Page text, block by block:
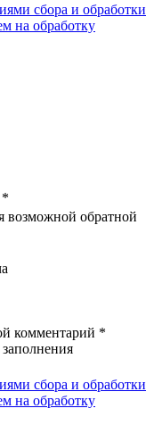
сбора и обработки
на обработку
*
возможной обратной
комментарий *
сбора и обработки
на обработку